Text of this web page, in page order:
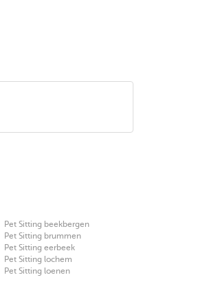
Pet Sitting beekbergen
Pet Sitting brummen
Pet Sitting eerbeek
Pet Sitting lochem
Pet Sitting loenen